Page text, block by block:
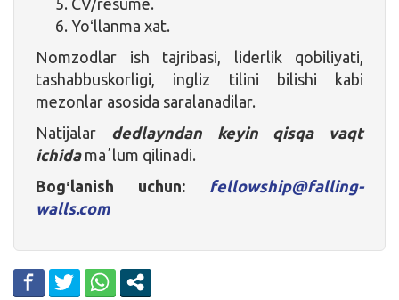
Yoʻllanma xat.
Nomzodlar ish tajribasi, liderlik qobiliyati,
tashabbuskorligi, ingliz tilini bilishi kabi
mezonlar asosida saralanadilar.
Natijalar dedlayndan keyin qisqa vaqt
ichidamaʼlum qilinadi.
Bogʻlanish uchun:
fellowship@falling-
walls.com